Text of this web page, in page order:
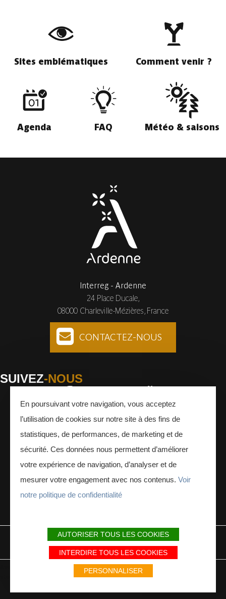
Sites emblématiques Comment venir ?
Agenda FAQ Météo & saisons
Interreg - Ardenne
24 Place Ducale,
08000 Charleville-Mézières, France
CONTACTEZ-NOUS
SUIVEZ-NOUS
Facebook Instagram Youtube
MENTIONS LÉGALES PLAN DU SITE PARTENAIRES
Avec le soutien du Fonds Européen de développement régional / Met
steun van het Europese Fonds voor Regionale Ontwikkeling
En poursuivant votre navigation, vous acceptez
l’utilisation de cookies sur notre site à des fins de
statistiques, de performances, de marketing et de
sécurité. Ces données nous permettent d’améliorer
votre expérience de navigation, d’analyser et de
mesurer votre engagement avec nos contenus. Voir
notre politique de confidentialité
AUTORISER TOUS LES COOKIES
INTERDIRE TOUS LES COOKIES
PERSONNALISER